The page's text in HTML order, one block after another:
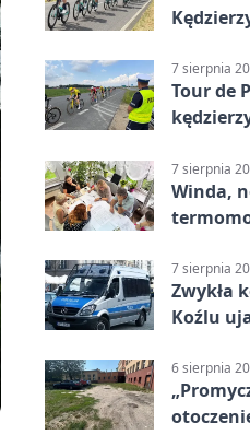
7 sierpnia
Tour de
7 sierpnia
Winda,
7 sierpnia
Zwykła
Koźlu
6 sierpnia